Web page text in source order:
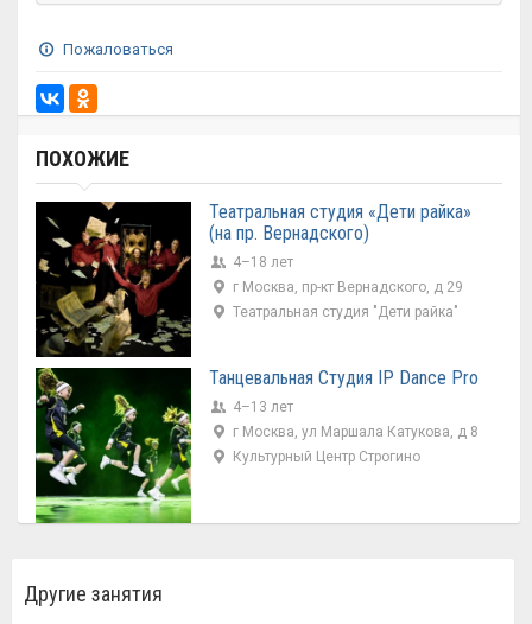
Пожаловаться
ПОХОЖИЕ
Театральная студия «Дети райка»
(на пр. Вернадского)
4–18 лет
г Москва, пр-кт Вернадского, д 29
Театральная студия "Дети райка"
Танцевальная Студия IP Dance Pro
4–13 лет
г Москва, ул Маршала Катукова, д 8
Культурный Центр Строгино
Другие занятия